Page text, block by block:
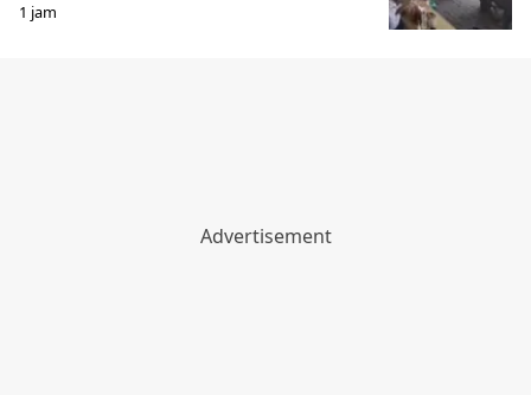
1 jam